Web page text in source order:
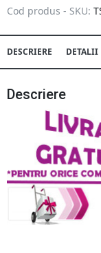
Cod produs - SKU:
DESCRIERE DETALII
Descriere